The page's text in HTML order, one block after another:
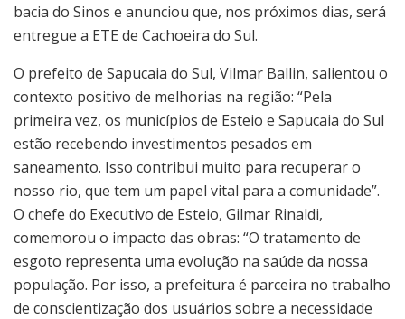
bacia do Sinos e anunciou que, nos próximos dias, será
entregue a ETE de Cachoeira do Sul.
O prefeito de Sapucaia do Sul, Vilmar Ballin, salientou o
contexto positivo de melhorias na região: “Pela
primeira vez, os municípios de Esteio e Sapucaia do Sul
estão recebendo investimentos pesados em
saneamento. Isso contribui muito para recuperar o
nosso rio, que tem um papel vital para a comunidade”.
O chefe do Executivo de Esteio, Gilmar Rinaldi,
comemorou o impacto das obras: “O tratamento de
esgoto representa uma evolução na saúde da nossa
população. Por isso, a prefeitura é parceira no trabalho
de conscientização dos usuários sobre a necessidade